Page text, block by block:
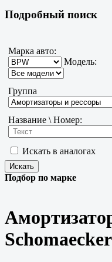
Подробный поиск
Марка авто:
Модель:
Группа
Название \ Номер:
Искать в аналогах
Подбор по марке